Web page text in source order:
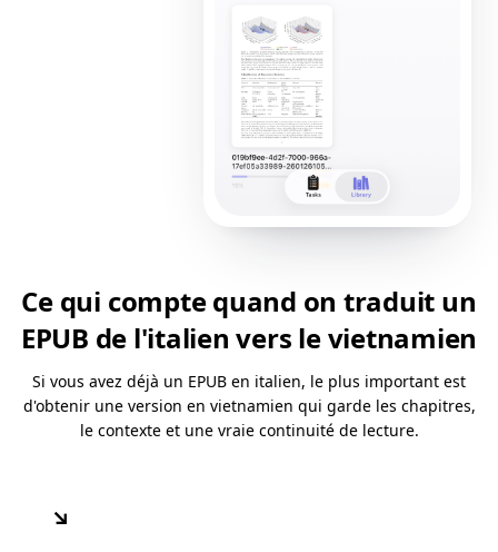
Ce qui compte quand on traduit un
EPUB de l'italien vers le vietnamien
Si vous avez déjà un EPUB en italien, le plus important est
d'obtenir une version en vietnamien qui garde les chapitres,
le contexte et une vraie continuité de lecture.
↘